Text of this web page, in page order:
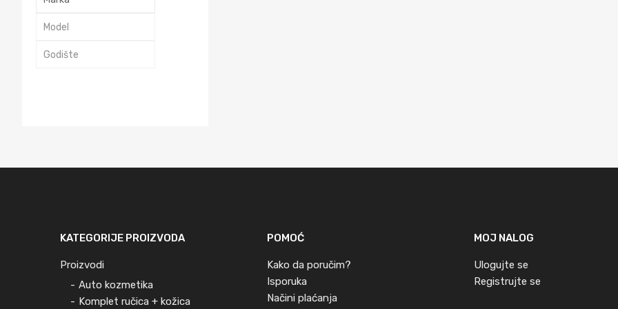
KATEGORIJE PROIZVODA
Proizvodi
Auto kozmetika
Komplet ručica + kožica
POMOĆ
Kako da poručim?
Isporuka
Načini plaćanja
MOJ NALOG
Ulogujte se
Registrujte se